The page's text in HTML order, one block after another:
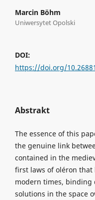
Marcin Böhm
Uniwersytet Opolski
DOI:
https://doi.org/
Abstrakt
The essence of this
the genuine link
contained in the
first laws of oléron that
modern times, binding
solutions in the space